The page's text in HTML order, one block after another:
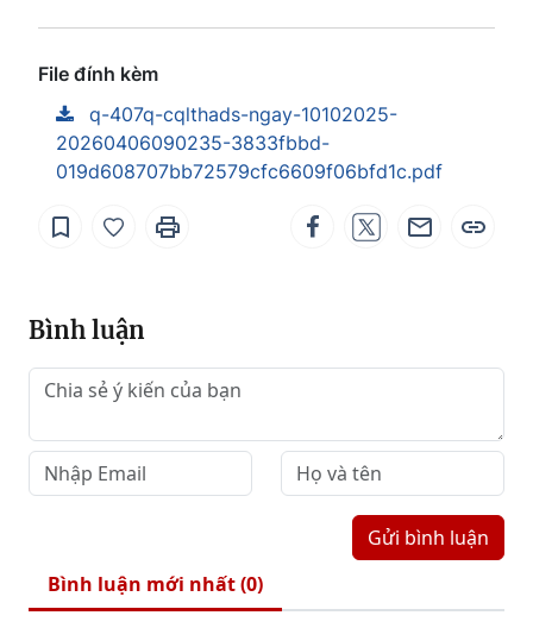
File đính kèm
q-407q-cqlthads-ngay-10102025-
20260406090235-3833fbbd-
019d608707bb72579cfc6609f06bfd1c.pdf
Bình luận
Gửi bình luận
Bình luận mới nhất (0)